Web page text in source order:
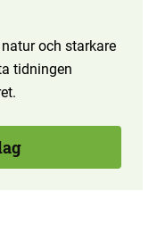
och starkare
tidningen